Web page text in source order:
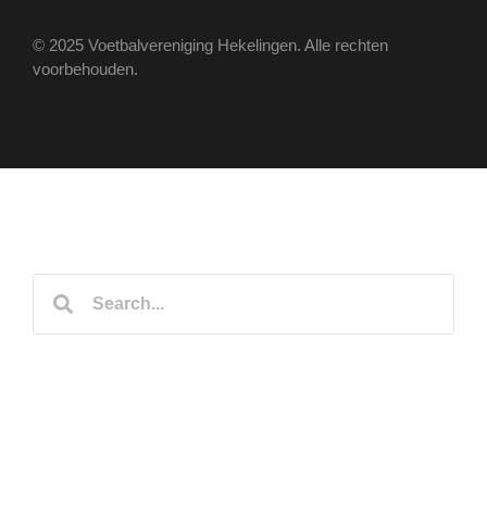
© 2025 Voetbalvereniging Hekelingen. Alle rechten
voorbehouden.